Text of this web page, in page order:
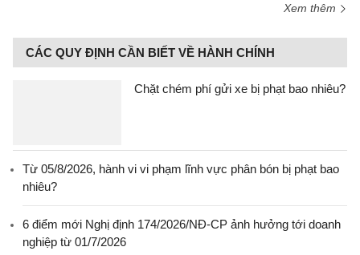
Xem thêm
CÁC QUY ĐỊNH CẦN BIẾT VỀ HÀNH CHÍNH
Chặt chém phí gửi xe bị phạt bao nhiêu?
Từ 05/8/2026, hành vi vi phạm lĩnh vực phân bón bị phạt bao
nhiêu?
6 điểm mới Nghị định 174/2026/NĐ-CP ảnh hưởng tới doanh
nghiệp từ 01/7/2026